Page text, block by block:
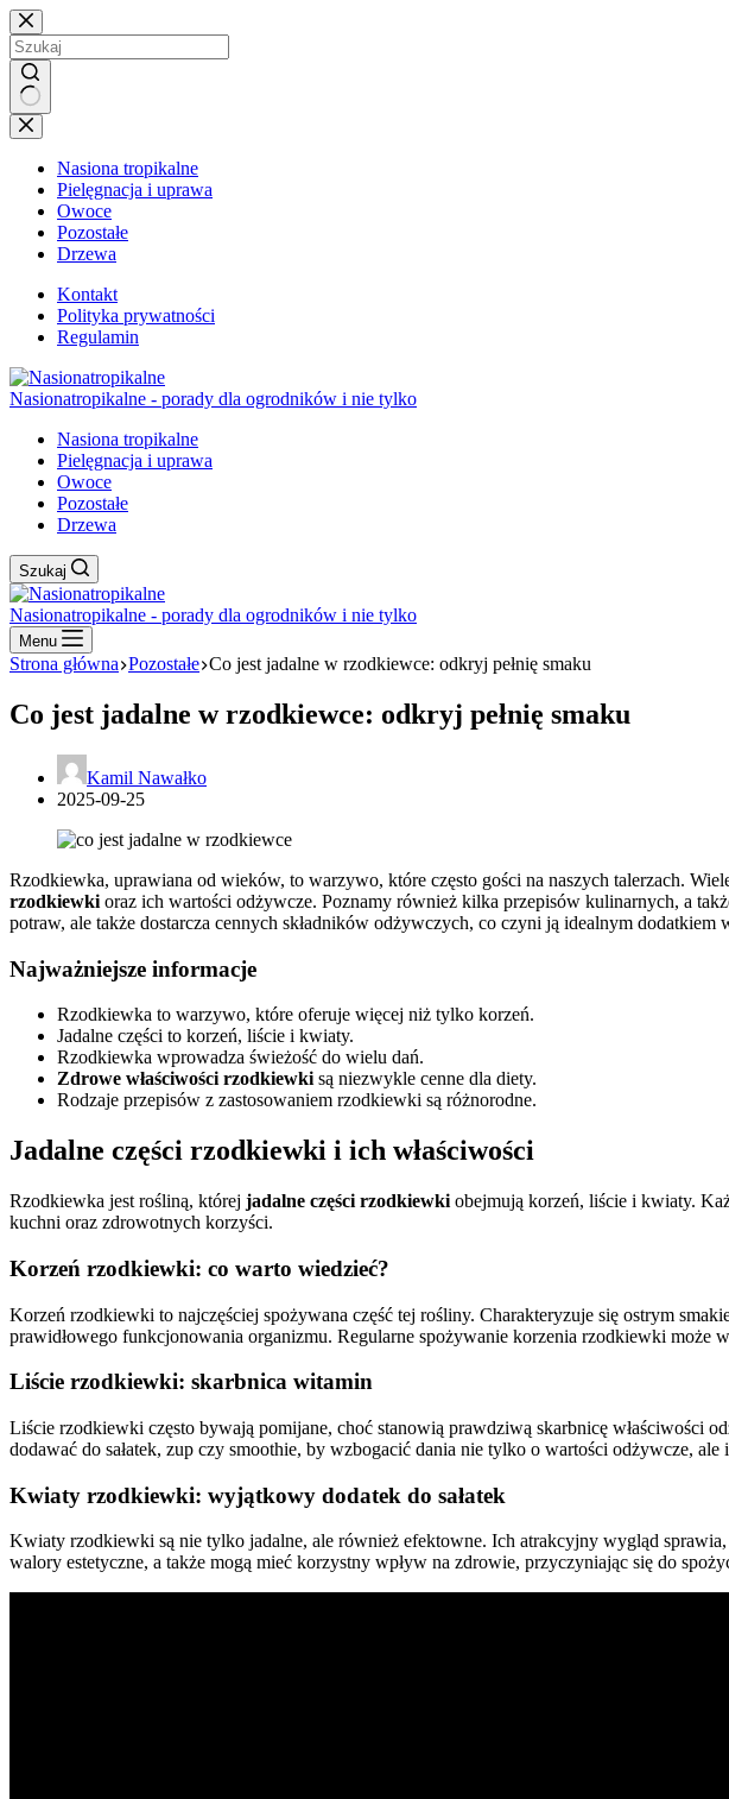
Przejdź
do
treści
Brak
wyników
Nasiona tropikalne
Pielęgnacja i uprawa
Owoce
Pozostałe
Drzewa
Kontakt
Polityka prywatności
Regulamin
Nasionatropikalne - porady dla ogrodników i nie tylko
Nasiona tropikalne
Pielęgnacja i uprawa
Owoce
Pozostałe
Drzewa
Szukaj
Nasionatropikalne - porady dla ogrodników i nie tylko
Menu
Strona główna Pozostałe Co jest jadalne w rzodkiewce: odkryj pełnię smaku
Co jest jadalne w rzodkiewce: odkryj pełnię smaku
Kamil Nawałko
2025-09-25
Rzodkiewka, uprawiana od wieków, to warzywo, które często gości na naszych talerzach.
rzodkiewki oraz ich wartości odżywcze. Poznamy również kilka przepisów kulinarnych, a
potraw, ale także dostarcza cennych składników odżywczych, co czyni ją idealnym
Najważniejsze informacje
Rzodkiewka to warzywo, które oferuje więcej niż tylko korzeń.
Jadalne części to korzeń, liście i kwiaty.
Rzodkiewka wprowadza świeżość do wielu dań.
Zdrowe właściwości rzodkiewki są niezwykle cenne dla diety.
Rodzaje przepisów z zastosowaniem rzodkiewki są różnorodne.
Jadalne części rzodkiewki i ich właściwości
Rzodkiewka jest rośliną, której jadalne części rzodkiewki obejmują korzeń, liście i kwiaty.
kuchni oraz zdrowotnych korzyści.
Korzeń rzodkiewki: co warto wiedzieć?
Korzeń rzodkiewki to najczęściej spożywana część tej rośliny. Charakteryzuje się ostrym
prawidłowego funkcjonowania organizmu. Regularne spożywanie korzenia rzodkiewki może
Liście rzodkiewki: skarbnica witamin
Liście rzodkiewki często bywają pomijane, choć stanowią prawdziwą skarbnicę
dodawać do sałatek, zup czy smoothie, by wzbogacić dania nie tylko o wartości odżywcze, ale
Kwiaty rzodkiewki: wyjątkowy dodatek do sałatek
Kwiaty rzodkiewki są nie tylko jadalne, ale również efektowne. Ich atrakcyjny wygląd
walory estetyczne, a także mogą mieć korzystny wpływ na zdrowie, przyczyniając się do